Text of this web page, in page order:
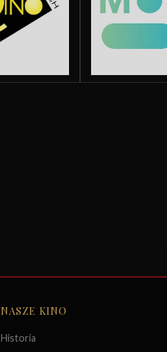
NASZE KINO
Historia